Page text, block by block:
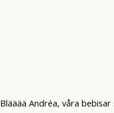
Blääää Andréa, våra